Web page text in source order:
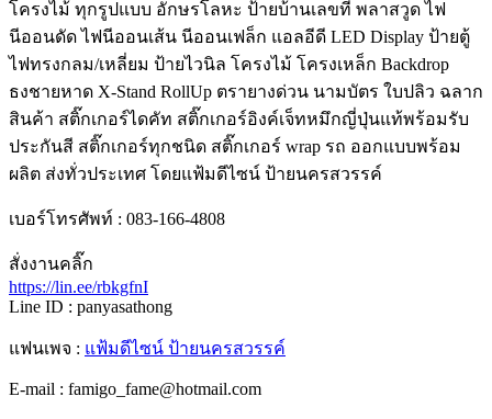
โครงไม้ ทุกรูปแบบ อักษรโลหะ ป้ายบ้านเลขที่ พลาสวูด ไฟ
นีออนดัด ไฟนีออนเส้น นีออนเฟล็ก แอลอีดี LED Display ป้ายตู้
ไฟทรงกลม/เหลี่ยม ป้ายไวนิล โครงไม้ โครงเหล็ก Backdrop
ธงชายหาด X-Stand RollUp ตรายางด่วน นามบัตร ใบปลิว ฉลาก
สินค้า สติ๊กเกอร์ไดคัท สติ๊กเกอร์อิงค์เจ็ทหมึกญี่ปุ่นแท้พร้อมรับ
ประกันสี สติ๊กเกอร์ทุกชนิด สติ๊กเกอร์ wrap รถ ออกแบบพร้อม
ผลิต ส่งทั่วประเทศ โดยแฟ้มดีไซน์ ป้ายนครสวรรค์
เบอร์โทรศัพท์ : 083-166-4808
สั่งงานคลิ๊ก
https://lin.ee/rbkgfnI
Line ID : panyasathong
แฟนเพจ : แฟ้มดีไซน์ ป้ายนครสวรรค์
E-mail : famigo_fame@hotmail.com